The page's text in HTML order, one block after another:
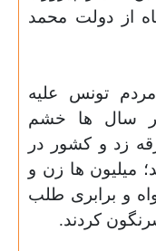
از دولت محمد
تونس علیه
سال ها خشم
زد و کشور در
میلیون ها زن و
و برابری طلب
کردند.